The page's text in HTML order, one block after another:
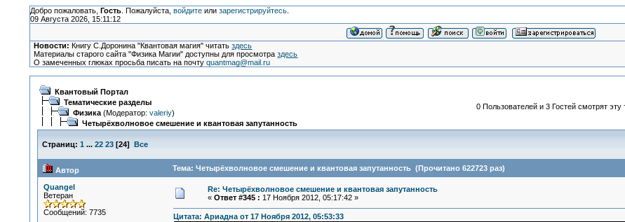
Добро пожаловать, Гость. Пожалуйста, войдитеили зарегистрируйтесь.
09 Августа 2026, 15:11:12
Новости: Книгу С.Доронина "Квантовая магия" читатьздесь
Материалы старого сайта "Физика Магии" доступны для просмотраздесь
О замеченных глюках просьба писать на почтуquantmag@mail.ru
Квантовый Портал
Тематические разделы
Физика(Модератор: valeriy)
Четырёхволновое смешение и квантовая запутанность
0 Пользователей и 3 Гостей смотрят эту
Страниц: 1 ... 22 23[24] Все
Автор Тема: Четырёхволновое смешение и квантовая запутанность (Прочитано 622723 раз)
Quangel
Ветеран
Сообщений: 7735
Re: Четырёхволновое смешение и квантовая запутанность
« Ответ #345 : 17 Ноября 2012, 05:17:42 »
Цитата: Ариадна от 17 Ноября 2012, 05:53:33